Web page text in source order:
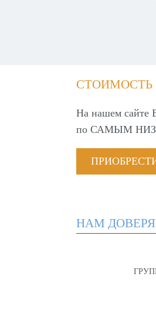
СТОИМОСТЬ
На нашем сайте
по САМЫМ
НАМ